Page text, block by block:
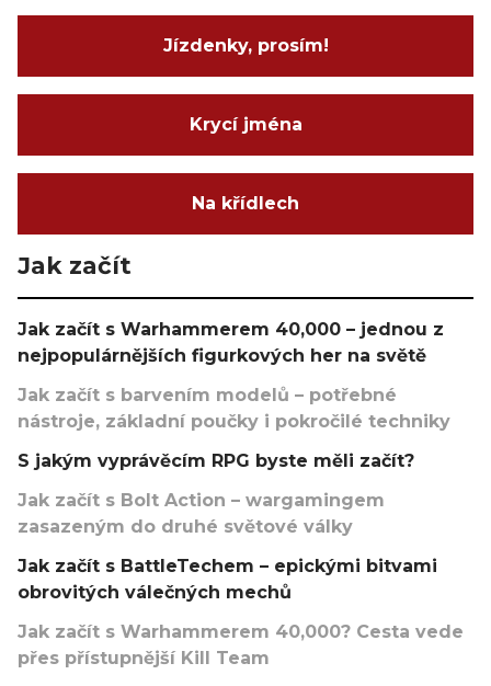
Jízdenky, prosím!
Krycí jména
Na křídlech
Jak začít
Jak začít s Warhammerem 40,000 – jednou z
nejpopulárnějších figurkových her na světě
Jak začít s barvením modelů – potřebné
nástroje, základní poučky i pokročilé techniky
S jakým vyprávěcím RPG byste měli začít?
Jak začít s Bolt Action – wargamingem
zasazeným do druhé světové války
Jak začít s BattleTechem – epickými bitvami
obrovitých válečných mechů
Jak začít s Warhammerem 40,000? Cesta vede
přes přístupnější Kill Team